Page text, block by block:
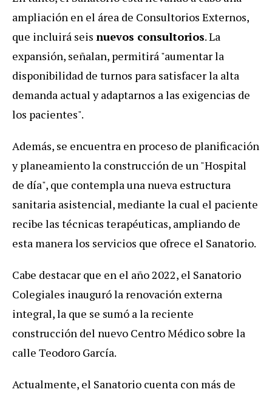
ampliación en el área de Consultorios Externos,
que incluirá seis nuevos consultorios. La
expansión, señalan, permitirá "aumentar la
disponibilidad de turnos para satisfacer la alta
demanda actual y adaptarnos a las exigencias de
los pacientes".
Además, se encuentra en proceso de planificación
y planeamiento la construcción de un "Hospital
de día", que contempla una nueva estructura
sanitaria asistencial, mediante la cual el paciente
recibe las técnicas terapéuticas, ampliando de
esta manera los servicios que ofrece el Sanatorio.
Cabe destacar que en el año 2022, el Sanatorio
Colegiales inauguró la renovación externa
integral, la que se sumó a la reciente
construcción del nuevo Centro Médico sobre la
calle Teodoro García.
Actualmente, el Sanatorio cuenta con más de